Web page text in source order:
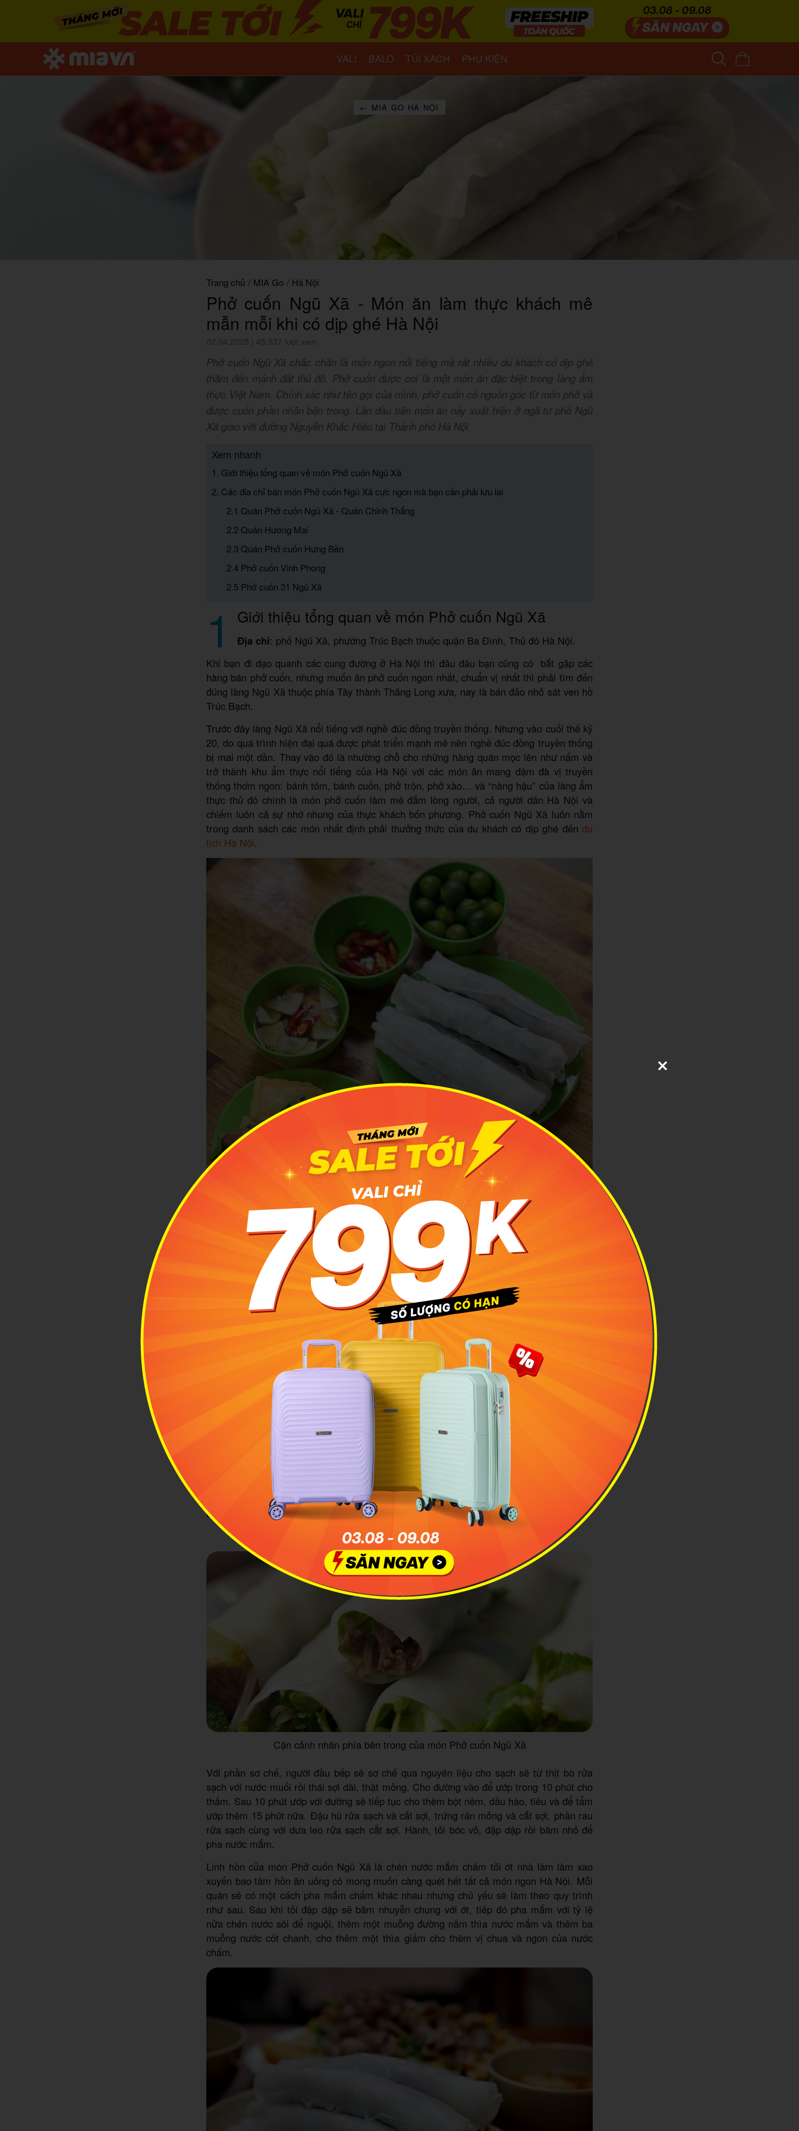
VALI BALO TÚI XÁCH PHỤ KIỆN
← MIA GO HÀ NỘI
Trang chủ / MIA Go / Hà Nội
Phở cuốn Ngũ Xã - Món ăn làm thực khách mê
mẫn mỗi khi có dịp ghé Hà Nội
02.04.2025 45,537 lượt xem
Phở cuốn Ngũ Xã chắc chắn là món ngon nổi tiếng mà rất nhiều du khách có dịp ghé
thăm đến mảnh đất thủ đô. Phở cuốn được coi là một món ăn đặc biệt trong làng ẩm
thực Việt Nam. Chính xác như tên gọi của mình, phở cuốn có nguồn gốc từ món phở và
được cuốn phần nhân bên trong. Lần đầu tiên món ăn này xuất hiện ở ngã tư phố Ngũ
Xã giao với đường Nguyễn Khắc Hiếu tại Thành phố Hà Nội
Xem nhanh
1. Giới thiệu tổng quan về món Phở cuốn Ngũ Xã
2. Các địa chỉ bán món Phở cuốn Ngũ Xã cực ngon mà bạn cần phải lưu lại
2.1 Quán Phở cuốn Ngũ Xã - Quán Chinh Thắng
2.2 Quán Hương Mai
2.3 Quán Phở cuốn Hưng Bền
2.4 Phở cuốn Vinh Phong
2.5 Phở cuốn 31 Ngũ Xã
1 Giới thiệu tổng quan về món Phở cuốn Ngũ Xã
Địa chỉ: phố Ngũ Xã, phường Trúc Bạch thuộc quận Ba Đình, Thủ đô Hà Nội.
Khi bạn đi dạo quanh các cung đường ở Hà Nội thì đâu đâu bạn cũng có bắt gặp các
hàng bán phở cuốn, nhưng muốn ăn phở cuốn ngon nhất, chuẩn vị nhất thì phải tìm đến
đúng làng Ngũ Xã thuộc phía Tây thành Thăng Long xưa, nay là bán đảo nhỏ sát ven hồ
Trúc Bạch.
Trước đây làng Ngũ Xã nổi tiếng với nghề đúc đồng truyền thống. Nhưng vào cuối thế kỷ
20, do quá trình hiện đại quá được phát triển mạnh mẽ nên nghề đúc đồng truyền thống
bị mai một dần. Thay vào đó là nhường chỗ cho những hàng quán mọc lên như nấm và
trở thành khu ẩm thực nổi tiếng của Hà Nội với các món ăn mang đậm đà vị truyền
thống thơm ngon: bánh tôm, bánh cuốn, phở trộn, phở xào… và “nàng hậu” của làng ẩm
thực thủ đô chính là món phở cuốn làm mê đắm lòng người, cả người dân Hà Nội và
chiếm luôn cả sự nhớ nhung của thực khách bốn phương. Phở cuốn Ngũ Xã luôn nằm
trong danh sách các món nhất định phải thưởng thức của du khách có dịp ghé đến du
lịch Hà Nội.
Phở cuốn Ngũ Xã - Món ăn vàng trong làng bánh phở Hà Nội. Ảnh: eatwithbeann
Trong vô vàn các món ăn đặc sản Hà Nội, người dân thủ đô không thể nào không nhắc
đến món phở cuốn. Đây là một sự kết hợp hoàn hảo đến từ vị trí món bánh cuốn và món
phở. Phở cuốn là một món ăn được ưa chuộng của nhiều người bởi sự đơn giản và vị
ngon rất riêng Tên tiếng anh của nó là “Pho Rolls”. Là một trong những món gây sốt tại
Mỹ sau bánh mì và phở.
Đối với món Phở cuốn Ngũ Xã cũng như tất cả các món ăn khác, đều phải có khâu
chuẩn bị nguyên liệu, cần kinh nghiệm của những người làm bánh phở ngon kết hợp với
phần nhân được chế biến công phu vừa khẩu vị, cuốn chặt tay sao cho đẹp mắt và chấm
cùng chén mắm chấm chua ngọt thơm ngon đậm vị.
Cận cảnh nhân phía bên trong của món Phở cuốn Ngũ Xã
Với phần sơ chế, người đầu bếp sẽ sơ chế qua nguyên liệu cho sạch sẽ từ thịt bò rửa
sạch với nước muối rồi thái sợi dài, thật mỏng. Cho đường vào để ướp trong 10 phút cho
thấm. Sau 10 phút ướp với đường sẽ tiếp tục cho thêm bột nêm, dầu hào, tiêu và để tẩm
ướp thêm 15 phút nữa. Đậu hũ rửa sạch và cắt sợi, trứng rán mỏng và cắt sợi, phần rau
rửa sạch cùng với dưa leo rửa sạch cắt sợi. Hành, tỏi bóc vỏ, đập dập rồi băm nhỏ để
pha nước mắm.
Linh hồn của món Phở cuốn Ngũ Xã là chén nước mắm chấm tỏi ớt nhà làm làm xao
xuyến bao tâm hồn ăn uống có mong muốn càng quét hết tất cả món ngon Hà Nội. Mỗi
quán sẽ có một cách pha mắm chấm khác nhau nhưng chủ yếu sẽ làm theo quy trình
như sau. Sau khi tỏi đập dập sẽ băm nhuyễn chung với ớt, tiếp đó pha mắm với tỷ lệ
nửa chén nước sôi để nguội, thêm một muỗng đường năm thìa nước mắm và thêm ba
muỗng nước cốt chanh, cho thêm một thìa giấm cho thêm vị chua và ngon của nước
chấm.